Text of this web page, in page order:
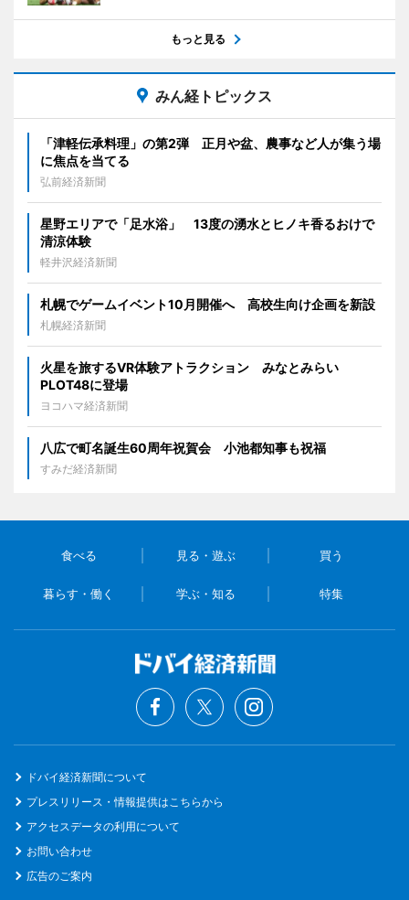
もっと見る
みん経トピックス
「津軽伝承料理」の第2弾 正月や盆、農事など人が集う場
に焦点を当てる
弘前経済新聞
星野エリアで「足水浴」 13度の湧水とヒノキ香るおけで
清涼体験
軽井沢経済新聞
札幌でゲームイベント10月開催へ 高校生向け企画を新設
札幌経済新聞
火星を旅するVR体験アトラクション みなとみらい
PLOT48に登場
ヨコハマ経済新聞
八広で町名誕生60周年祝賀会 小池都知事も祝福
すみだ経済新聞
食べる 見る・遊ぶ 買う
暮らす・働く 学ぶ・知る 特集
ドバイ経済新聞について
プレスリリース・情報提供はこちらから
アクセスデータの利用について
お問い合わせ
広告のご案内